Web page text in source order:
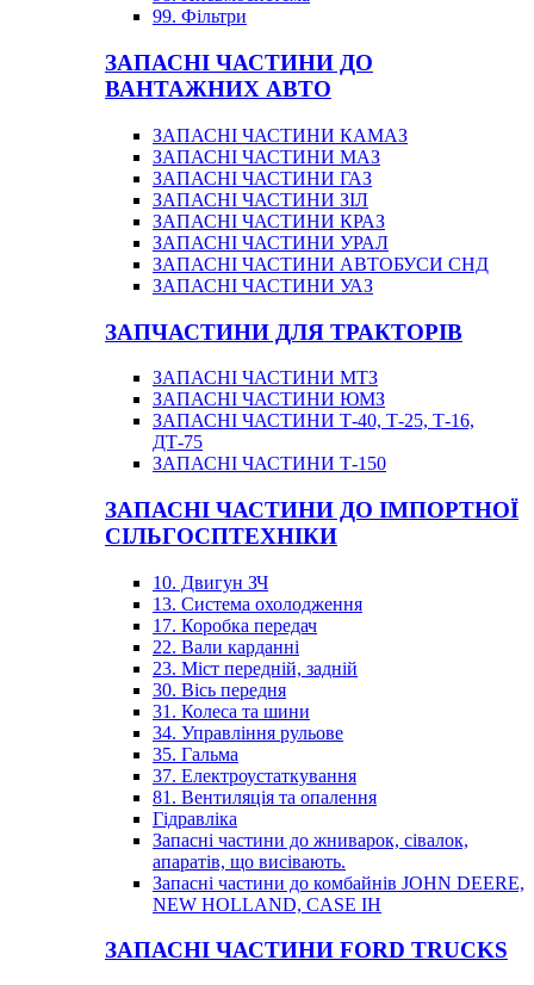
99. Фільтри
ЗАПАСНІ ЧАСТИНИ ДО
ВАНТАЖНИХ АВТО
ЗАПАСНІ ЧАСТИНИ КАМАЗ
ЗАПАСНІ ЧАСТИНИ МАЗ
ЗАПАСНІ ЧАСТИНИ ГАЗ
ЗАПАСНІ ЧАСТИНИ ЗІЛ
ЗАПАСНІ ЧАСТИНИ КРАЗ
ЗАПАСНІ ЧАСТИНИ УРАЛ
ЗАПАСНІ ЧАСТИНИ АВТОБУСИ СНД
ЗАПАСНІ ЧАСТИНИ УАЗ
ЗАПЧАСТИНИ ДЛЯ ТРАКТОРІВ
ЗАПАСНІ ЧАСТИНИ МТЗ
ЗАПАСНІ ЧАСТИНИ ЮМЗ
ЗАПАСНІ ЧАСТИНИ Т-40, Т-25, Т-16,
ДТ-75
ЗАПАСНІ ЧАСТИНИ Т-150
ЗАПАСНІ ЧАСТИНИ ДО ІМПОРТНОЇ
СІЛЬГОСПТЕХНІКИ
10. Двигун ЗЧ
13. Система охолодження
17. Коробка передач
22. Вали карданні
23. Міст передній, задній
30. Вісь передня
31. Колеса та шини
34. Управління рульове
35. Гальма
37. Електроустаткування
81. Вентиляція та опалення
Гідравліка
Запасні частини до жниварок, сівалок,
апаратів, що висівають.
Запасні частини до комбайнів JOHN DEERE,
NEW HOLLAND, CASE IH
ЗАПАСНІ ЧАСТИНИ FORD TRUCKS